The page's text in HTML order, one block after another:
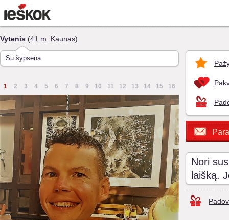
Vytenis (41 m. Kaunas)
Su šypsena
1 2 3 4 5 6 7 8 9 10 11 12 13 14 15 16
Nori
laišką.